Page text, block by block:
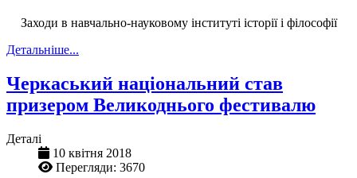
Заходи в навчально-науковому інституті історії і філософії
Детальніше...
Черкаський національний став
призером Великоднього фестивалю
Деталі
10 квітня 2018
Перегляди: 3670